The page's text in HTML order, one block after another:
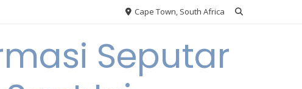
Cape Town, South Africa
Seputar